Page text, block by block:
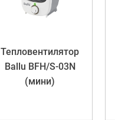
Тепловентилятор
Ballu BFH/S-03N
(мини)